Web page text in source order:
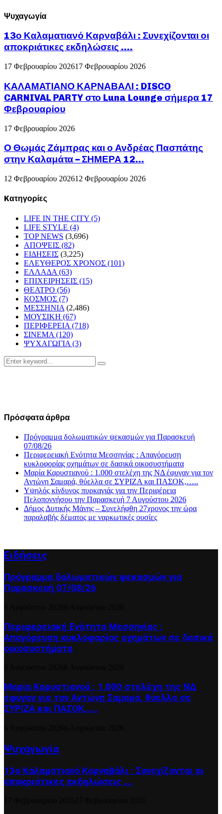
Ψυχαγωγία
13ο Καλαματιανό Καρναβάλι : Συνεχίζονται οι
αποκριάτικες εκδηλώσεις ….
17 Φεβρουαρίου 202617 Φεβρουαρίου 2026
ΚΑΛΑΜΑΤΙΑΝΟ ΚΑΡΝΑΒΑΛΙ : DISCO
CARNIVAL PARTY στο Luna Lounge σήμερα 17
Φεβρουαρίου
17 Φεβρουαρίου 2026
Ο Θωμάς Ζάμπρας και ο Ανδρέας Πασπάτης
στην Καλαμάτα – ΣΗΜΕΡΑ 12...
12 Φεβρουαρίου 202612 Φεβρουαρίου 2026
Kατηγορίες
LIFE IN THE CITY (5)
LIFE STYLE (4)
TOP NEWS (3,696)
ΑΠΟΨΕΙΣ (82)
ΕΙΔΗΣΕΙΣ (3,225)
ΕΛΕΥΘΕΡΟΣ ΧΡΟΝΟΣ (101)
ΕΛΛΑΔΑ (63)
ΕΠΙΧΕΙΡΗΣΕΙΣ (15)
ΘΕΑΤΡΟ (56)
ΚΟΣΜΟΣ (7)
ΜΕΣΣΗΝΙΑ (2,486)
ΜΟΥΣΙΚΗ (67)
ΠΕΡΙΦΕΡΕΙΑ (718)
ΣΙΝΕΜΑ (120)
ΨΥΧΑΓΩΓΙΑ (3)
Search
for:
Search
Πρόσφατα άρθρα
Πρόγραμμα δολωματικών ψεκασμών για Παρασκευή
07/08/26
Περιφερειακή Ενότητα Μεσσηνίας : Απαγόρευση
κυκλοφορίας οχημάτων σε δασικά οικοσυστήματα
Μαρία Καρυστιανού : 1.000 στελέχη της ΝΔ έφυγαν για τον
Αντώνη Σαμαρά, θύελλα σε ΣΥΡΙΖΑ και ΠΑΣΟΚ,…..
Υψηλός κίνδυνος πυρκαγιάς για την Περιφέρεια
Πελοποννήσου την Παρασκευή 7 Αυγούστου 2026
Δήμος Δυτικής Μάνης – Συνελήφθη 27χρονος την ώρα
παραλαβής δέματος με ναρκωτικές ουσίες
Ειδήσεις
Πρόγραμμα δολωματικών ψεκασμών για
Παρασκευή 07/08/26
Περιφερειακή Ενότητα Μεσσηνίας :
Απαγόρευση κυκλοφορίας οχημάτων σε δασικά
οικοσυστήματα
Μαρία Καρυστιανού : 1.000 στελέχη της ΝΔ
έφυγαν για τον Αντώνη Σαμαρά, θύελλα σε
ΣΥΡΙΖΑ και ΠΑΣΟΚ,…..
Ψυχαγωγία
13ο Καλαματιανό Καρναβάλι : Συνεχίζονται οι
αποκριάτικες εκδηλώσεις ….